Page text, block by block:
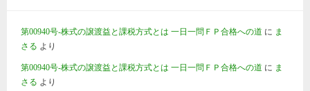
第00940号-株式の譲渡益と課税方式とは 一日一問ＦＰ合格への道 に ま
さる より
第00940号-株式の譲渡益と課税方式とは 一日一問ＦＰ合格への道 に ま
さる より